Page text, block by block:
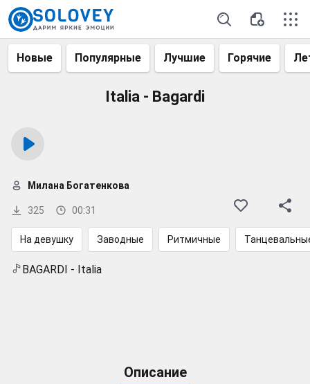
Новые Популярные Лучшие Горячие
Italia - Bagardi
325 00:31
Милана Богатенкова
На девушку Заводные Ритмичные
BAGARDI - Italia
Описание